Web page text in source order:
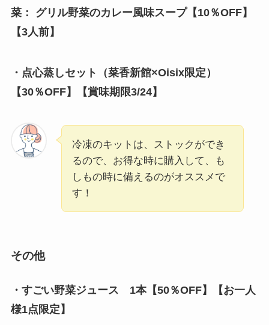
菜： グリル野菜のカレー風味スープ【10％OFF】
【3人前】
・点心蒸しセット（菜香新館×Oisix限定）
【30％OFF】【賞味期限3/24】
冷凍のキットは、ストックができ
るので、お得な時に購入して、も
しもの時に備えるのがオススメで
す！
その他
・すごい野菜ジュース 1本【50％OFF】
【お一人
様1点限定】